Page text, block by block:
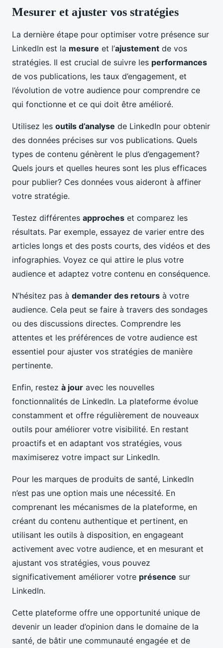
Mesurer et ajuster vos stratégies
La dernière étape pour optimiser votre présence sur
LinkedIn est la mesure et l’ajustement de vos
stratégies. Il est crucial de suivre les performances
de vos publications, les taux d’engagement, et
l’évolution de votre audience pour comprendre ce
qui fonctionne et ce qui doit être amélioré.
Utilisez les outils d’analyse de LinkedIn pour obtenir
des données précises sur vos publications. Quels
types de contenu génèrent le plus d’engagement?
Quels jours et quelles heures sont les plus efficaces
pour publier? Ces données vous aideront à affiner
votre stratégie.
Testez différentes approches et comparez les
résultats. Par exemple, essayez de varier entre des
articles longs et des posts courts, des vidéos et des
infographies. Voyez ce qui attire le plus votre
audience et adaptez votre contenu en conséquence.
N’hésitez pas à demander des retours à votre
audience. Cela peut se faire à travers des sondages
ou des discussions directes. Comprendre les
attentes et les préférences de votre audience est
essentiel pour ajuster vos stratégies de manière
pertinente.
Enfin, restez à jour avec les nouvelles
fonctionnalités de LinkedIn. La plateforme évolue
constamment et offre régulièrement de nouveaux
outils pour améliorer votre visibilité. En restant
proactifs et en adaptant vos stratégies, vous
maximiserez votre impact sur LinkedIn.
Pour les marques de produits de santé, LinkedIn
n’est pas une option mais une nécessité. En
comprenant les mécanismes de la plateforme, en
créant du contenu authentique et pertinent, en
utilisant les outils à disposition, en engageant
activement avec votre audience, et en mesurant et
ajustant vos stratégies, vous pouvez
significativement améliorer votre présence sur
LinkedIn.
Cette plateforme offre une opportunité unique de
devenir un leader d’opinion dans le domaine de la
santé, de bâtir une communauté engagée et de